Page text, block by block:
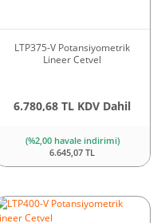
LTP375-V Potansiyometrik
Lineer Cetvel
6.780,68 TL KDV Dahil
(%2,00 havale indirimi)
6.645,07 TL